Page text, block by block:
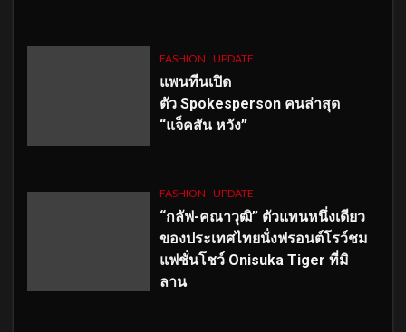
FASHION UPDATE
แพนทีนเปิด
ตัว Spokesperson คนล่าสุด
“แจ็คสัน หวัง”
FASHION UPDATE
“กลัฟ-คณาวุฒิ” ตัวแทนหนึ่งเดียว
ของประเทศไทยนั่งฟรอนต์โรว์ชม
แฟชั่นโชว์ Onisuka Tiger ที่มิ
ลาน